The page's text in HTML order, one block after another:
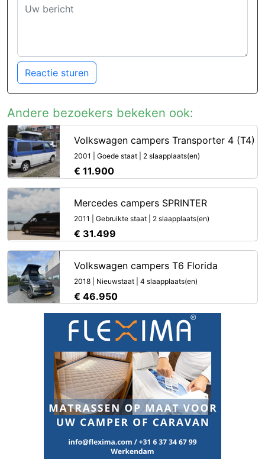
Reactie sturen
Andere bezoekers bekeken ook:
Volkswagen campers Transporter 4 (T4)
2001 | Goede staat | 2 slaapplaats(en)
€ 11.900
Mercedes campers SPRINTER
2011 | Gebruikte staat | 2 slaapplaats(en)
€ 31.499
Volkswagen campers T6 Florida
2018 | Nieuwstaat | 4 slaapplaats(en)
€ 46.950